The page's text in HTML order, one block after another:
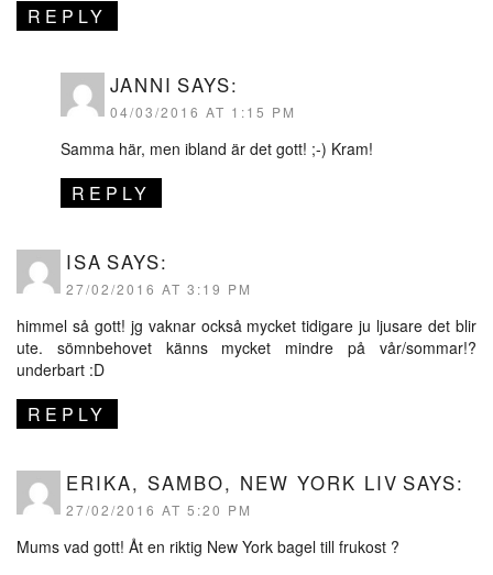
REPLY
JANNI SAYS:
04/03/2016 AT 1:15 PM
Samma här, men ibland är det gott! ;-) Kram!
REPLY
ISA SAYS:
27/02/2016 AT 3:19 PM
himmel så gott! jg vaknar också mycket tidigare ju ljusare det blir
ute. sömnbehovet känns mycket mindre på vår/sommar!?
underbart :D
REPLY
ERIKA, SAMBO, NEW YORK LIV SAYS:
27/02/2016 AT 5:20 PM
Mums vad gott! Åt en riktig New York bagel till frukost ?